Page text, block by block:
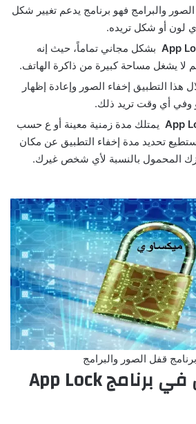
والبرامج فهو برنامج يدعم تغيير شكل
لون أو شكل تريده.
App بشكل مجاني تماماً، حيث إنه
لا يشغل مساحة كبيرة من ذاكرة الهاتف.
التطبيق إخفاء الصور وإعادة إظهار
وفي أي وقت تريد ذلك.
App يمتلك مدة زمنية معينة أو ع حسب
تحديد مدة إخفاء التطبيق عن مكان
المحمول بالنسبة لأي شخص غيرك.
قفل الصور والبرامج
طبيعة العمل في برنامج App Lock